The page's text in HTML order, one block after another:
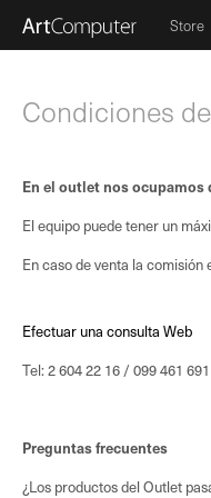
Store
Condiciones
En el outlet nos ocupamos
El equipo puede tener un
En caso de venta la comisión
Efectuar una consulta Web
Tel: ‭2 604 22 16‬ / 099 461
Preguntas frecuentes
¿Los productos del Outlet